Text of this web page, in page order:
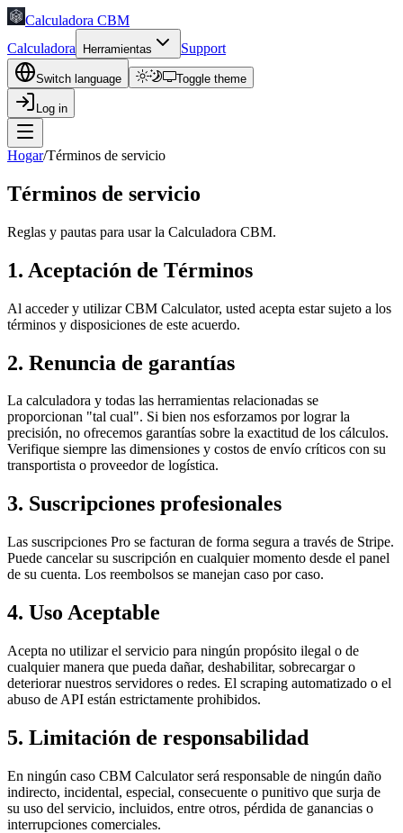
Calculadora CBM
Calculadora
Herramientas Support
Switch language Toggle theme
Log in
Hogar/Términos de servicio
Términos de servicio
Reglas y pautas para usar la Calculadora CBM.
1. Aceptación de Términos
Al acceder y utilizar CBM Calculator, usted acepta estar sujeto a los
términos y disposiciones de este acuerdo.
2. Renuncia de garantías
La calculadora y todas las herramientas relacionadas se
proporcionan "tal cual". Si bien nos esforzamos por lograr la
precisión, no ofrecemos garantías sobre la exactitud de los cálculos.
Verifique siempre las dimensiones y costos de envío críticos con su
transportista o proveedor de logística.
3. Suscripciones profesionales
Las suscripciones Pro se facturan de forma segura a través de Stripe.
Puede cancelar su suscripción en cualquier momento desde el panel
de su cuenta. Los reembolsos se manejan caso por caso.
4. Uso Aceptable
Acepta no utilizar el servicio para ningún propósito ilegal o de
cualquier manera que pueda dañar, deshabilitar, sobrecargar o
deteriorar nuestros servidores o redes. El scraping automatizado o el
abuso de API están estrictamente prohibidos.
5. Limitación de responsabilidad
En ningún caso CBM Calculator será responsable de ningún daño
indirecto, incidental, especial, consecuente o punitivo que surja de
su uso del servicio, incluidos, entre otros, pérdida de ganancias o
interrupciones comerciales.